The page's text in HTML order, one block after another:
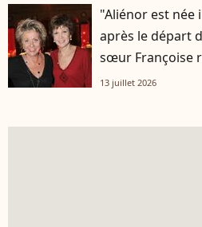
"Aliénor est née
après le départ
sœur Françoise
13 juillet 2026